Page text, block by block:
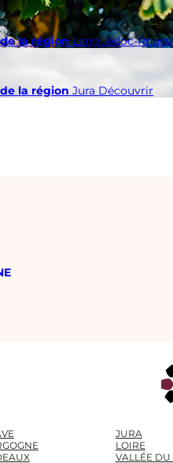
de la régionLanguedoc-
de la région Jura Découvrir
JURA
LOIRE
VALLÉE DU